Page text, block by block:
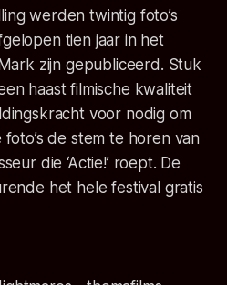
werden twintig foto’s
tien jaar in het
zijn gepubliceerd. Stuk
haast filmische kwaliteit
voor nodig om
de stem te horen van
die ‘Actie!’ roept. De
het hele festival gratis